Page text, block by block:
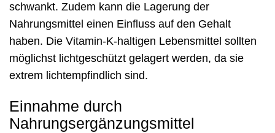
schwankt. Zudem kann die Lagerung der
Nahrungsmittel einen Einfluss auf den Gehalt
haben. Die Vitamin-K-haltigen Lebensmittel sollten
möglichst lichtgeschützt gelagert werden, da sie
extrem lichtempfindlich sind.
Einnahme durch
Nahrungsergänzungsmittel